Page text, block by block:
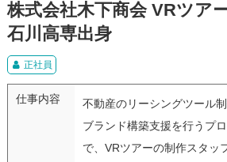
株式会社木下商会 VRツア
石川高専出身
正社員
仕事内容
不動産のリーシングツール
ブランド構築支援を行うプ
で、VRツアーの制作スタッ